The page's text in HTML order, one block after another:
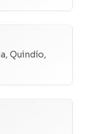
Quindío,